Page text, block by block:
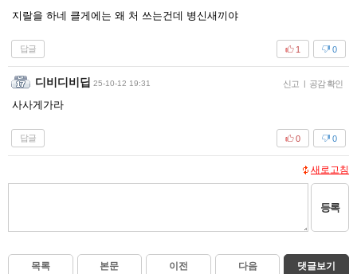
지랄을 하네 클게에는 왜 처 쓰는건데 병신새끼야
답글 0
1
디비디비딥 25-10-12 19:31 신고 | 공감 확인
사사게가라
답글 0
0
새로고침
등록
목록 본문 이전 다음 댓글보기